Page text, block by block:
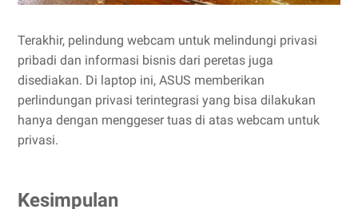
Terakhir, pelindung webcam untuk melindungi privasi
pribadi dan informasi bisnis dari peretas juga
disediakan. Di laptop ini, ASUS memberikan
perlindungan privasi terintegrasi yang bisa dilakukan
hanya dengan menggeser tuas di atas webcam untuk
privasi.
Kesimpulan